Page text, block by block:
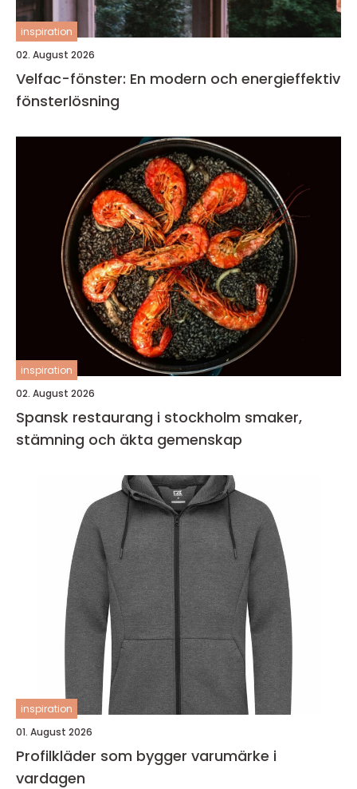
inspiration
02. August 2026
Velfac-fönster: En modern och energieffektiv
fönsterlösning
inspiration
02. August 2026
Spansk restaurang i stockholm smaker,
stämning och äkta gemenskap
inspiration
01. August 2026
Profilkläder som bygger varumärke i
vardagen